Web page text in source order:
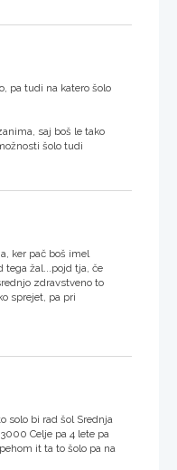
pa tudi na katero šolo
saj boš le tako
šolo tudi
ker pač boš imel
tega žal...pojd tja, če
zdravstveno to
sprejet, pa pri
solo bi rad šol Srednja
Celje pa 4 lete pa
it ta to šolo pa na